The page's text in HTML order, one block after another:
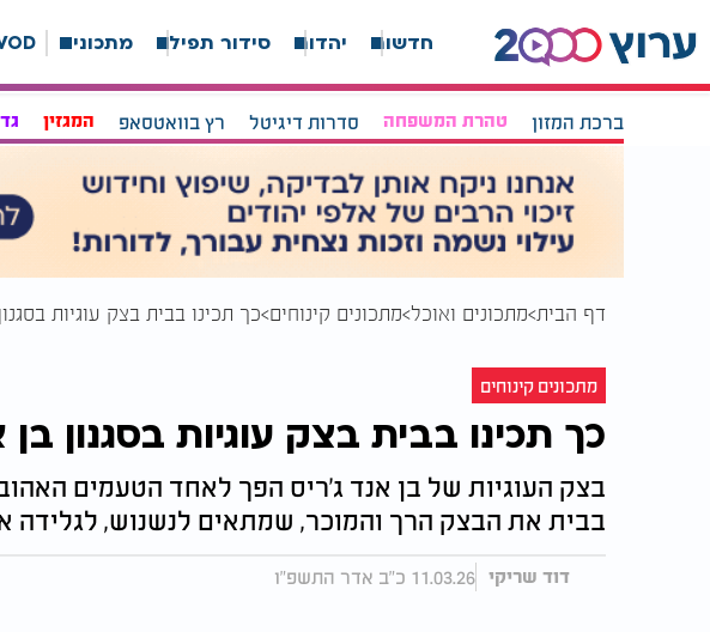
חדשות יהדות סידור תפילה מתכונים
ברכת המזון טהרת המשפחה סדרות דיגיטל רץ בוואטסאפ המגזין
דף הבית מתכונים ואוכל מתכונים קינוחים כך תכינו בבית בצק עוגיות
מתכונים קינוחים
כך תכינו בבית בצק עוגיות בסגנון
בצק העוגיות של בן אנד ג'ריס הפך לאחד הטעמים
בבית את הבצק הרך והמוכר, שמתאים לנשנוש, לגלידה
דוד שריקי 11.03.26 כ"ב אדר התשפ"ו